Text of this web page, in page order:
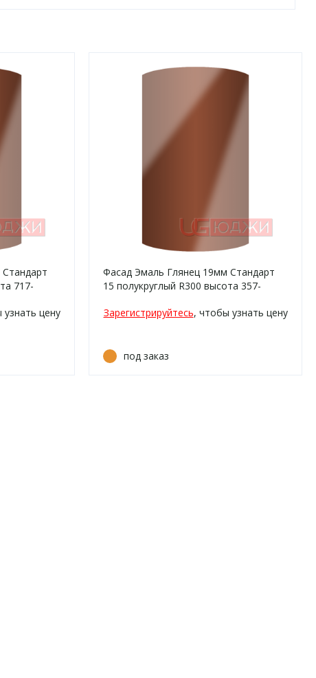
717-
цену
Фасад Эмаль Глянец 19мм Стандарт
15 полукруглый R300 высота 357-
Зарегистрируйтесь, чтобы узнать цену
под заказ